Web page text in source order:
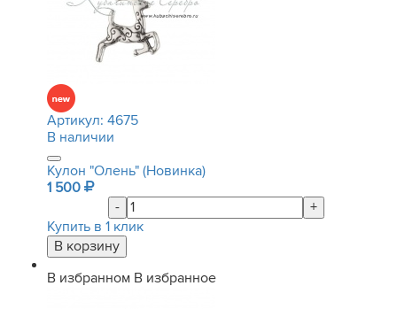
Артикул: 4675
В наличии
Кулон "Олень" (Новинка)
1 500
-
+
Купить в 1 клик
В избранном В избранное